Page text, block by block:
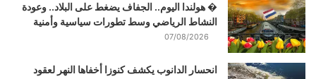
� هولندا اليوم.. الجفاف يضغط على البلاد.. وعودة
النشاط الرياضي وسط تطورات سياسية وأمنية
07/08/2026
انحسار الدانوب يكشف كنوزا أخفاها النهر لعقود